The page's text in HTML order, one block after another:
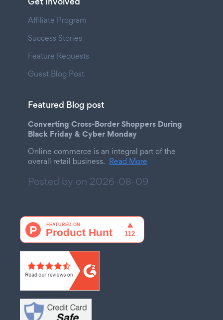
Affiliate Program
Success Stories
Feature Requests
Guest Blog Post
Featured Blog post
Converting Cross-Border Shoppers During
Black Friday & Cyber Monday
Online commerce is an integral part of the
overall retail business. Read More
Posted by on 2026-08-09